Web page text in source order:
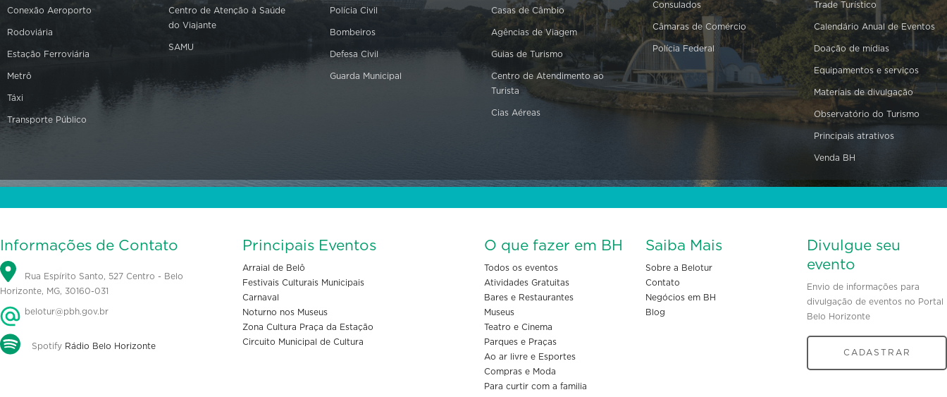
Conexão Aeroporto
Rodoviária
Estação Ferroviária
Metrô
Táxi
Transporte Público
Centro de Atenção à Saúde
do Viajante
SAMU
Polícia Civil
Bombeiros
Defesa Civil
Guarda Municipal
Casas de Câmbio
Agências de Viagem
Guias de Turismo
Centro de Atendimento ao
Turista
Cias Aéreas
Consulados
Câmaras de Comércio
Polícia Federal
Trade Turístico
Calendário Anual de Eventos
Doação de mídias
Equipamentos e serviços
Materiais de divulgação
Observatório do Turismo
Principais atrativos
Venda BH
Informações de Contato
Rua Espírito Santo, 527 Centro - Belo
Horizonte, MG, 30160-031
belotur@pbh.gov.br
Spotify Rádio Belo Horizonte
Principais Eventos
Arraial de Belô
Festivais Culturais Municipais
Carnaval
Noturno nos Museus
Zona Cultura Praça da Estação
Circuito Municipal de Cultura
O que fazer em BH
Todos os eventos
Atividades Gratuitas
Bares e Restaurantes
Museus
Teatro e Cinema
Parques e Praças
Ao ar livre e Esportes
Compras e Moda
Para curtir com a familia
Saiba Mais
Sobre a Belotur
Contato
Negócios em BH
Blog
Divulgue seu
evento
Envio de informações para
divulgação de eventos no Portal
Belo Horizonte
CADASTRAR